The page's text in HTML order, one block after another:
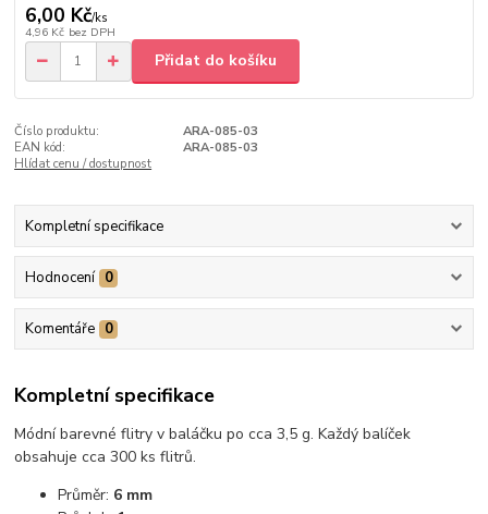
6,00 Kč/ks
4,96 Kč bez DPH
Přidat do košíku
Číslo produktu:
ARA-085-03
EAN kód:
ARA-085-03
Hlídat cenu / dostupnost
Kompletní specifikace
Hodnocení 0
Komentáře 0
Kompletní specifikace
Módní barevné flitry v baláčku po cca 3,5 g. Každý balíček
obsahuje cca 300 ks flitrů.
Průměr: 6 mm